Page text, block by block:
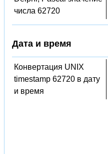
числа 62720
Дата и время
Конвертация UNIX
timestamp 62720 в дату
и время